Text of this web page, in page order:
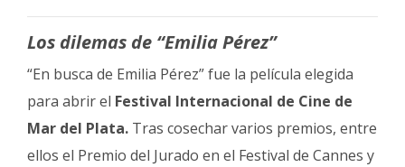
Los dilemas de “Emilia Pérez”
“En busca de Emilia Pérez” fue la película elegida
para abrir el Festival Internacional de Cine de
Mar del Plata. Tras cosechar varios premios, entre
ellos el Premio del Jurado en el Festival de Cannes y